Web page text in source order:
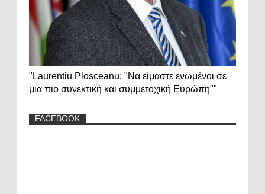
"Laurentiu Plosceanu: "Να είμαστε ενωμένοι σε
μια πιο συνεκτική και συμμετοχική Ευρώπη""
FACEBOOK